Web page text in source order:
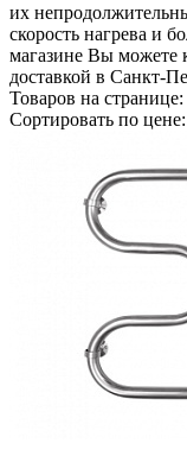
их
скорость нагрева и
магазине Вы можете
доставкой в Санкт-
Товаров на странице:
Сортировать по цене: